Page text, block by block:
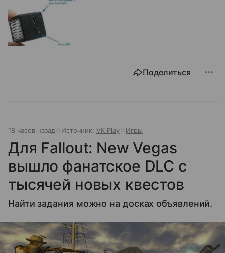
Поделиться
18 часов назад Источник: VK Play Игры
Для Fallout: New Vegas
вышло фанатское DLC с
тысячей новых квестов
Найти задания можно на досках объявлений.